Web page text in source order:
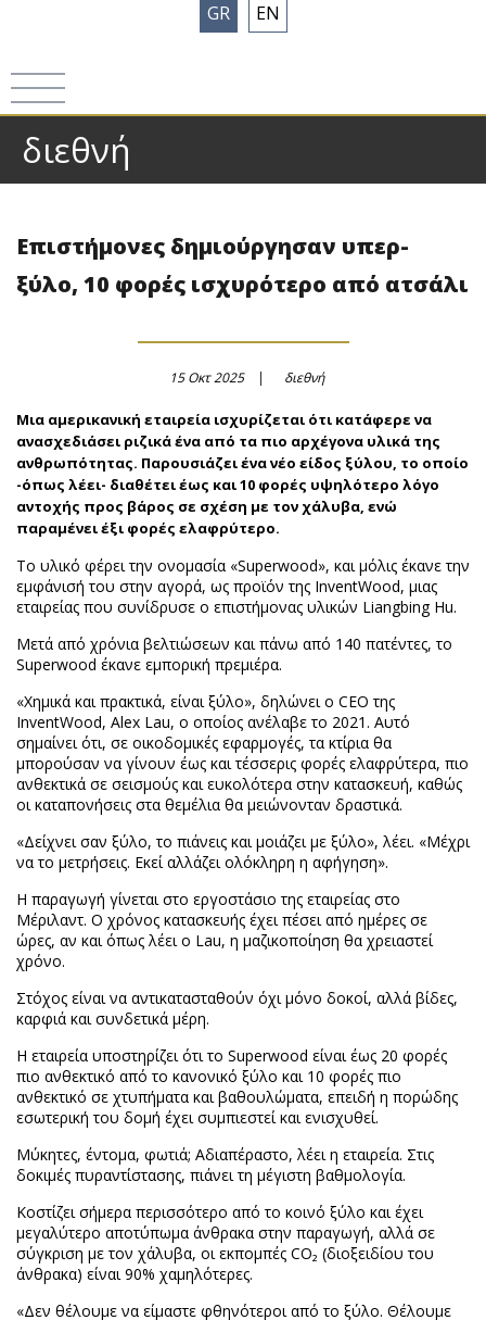
GR EN
διεθνή
Επιστήμονες δημιούργησαν υπερ-
ξύλο, 10 φορές ισχυρότερο από ατσάλι
15 Οκτ 2025 διεθνή
Μια αμερικανική εταιρεία ισχυρίζεται ότι κατάφερε να
ανασχεδιάσει ριζικά ένα από τα πιο αρχέγονα υλικά της
ανθρωπότητας. Παρουσιάζει ένα νέο είδος ξύλου, το οποίο
-όπως λέει- διαθέτει έως και 10 φορές υψηλότερο λόγο
αντοχής προς βάρος σε σχέση με τον χάλυβα, ενώ
παραμένει έξι φορές ελαφρύτερο.
Το υλικό φέρει την ονομασία «Superwood», και μόλις έκανε την
εμφάνισή του στην αγορά, ως προϊόν της InventWood, μιας
εταιρείας που συνίδρυσε ο επιστήμονας υλικών Liangbing Hu.
Μετά από χρόνια βελτιώσεων και πάνω από 140 πατέντες, το
Superwood έκανε εμπορική πρεμιέρα.
«Χημικά και πρακτικά, είναι ξύλο», δηλώνει ο CEO της
InventWood, Alex Lau, ο οποίος ανέλαβε το 2021. Αυτό
σημαίνει ότι, σε οικοδομικές εφαρμογές, τα κτίρια θα
μπορούσαν να γίνουν έως και τέσσερις φορές ελαφρύτερα, πιο
ανθεκτικά σε σεισμούς και ευκολότερα στην κατασκευή, καθώς
οι καταπονήσεις στα θεμέλια θα μειώνονταν δραστικά.
«Δείχνει σαν ξύλο, το πιάνεις και μοιάζει με ξύλο», λέει. «Μέχρι
να το μετρήσεις. Εκεί αλλάζει ολόκληρη η αφήγηση».
Η παραγωγή γίνεται στο εργοστάσιο της εταιρείας στο
Μέριλαντ. Ο χρόνος κατασκευής έχει πέσει από ημέρες σε
ώρες, αν και όπως λέει ο Lau, η μαζικοποίηση θα χρειαστεί
χρόνο.
Στόχος είναι να αντικατασταθούν όχι μόνο δοκοί, αλλά βίδες,
καρφιά και συνδετικά μέρη.
Η εταιρεία υποστηρίζει ότι το Superwood είναι έως 20 φορές
πιο ανθεκτικό από το κανονικό ξύλο και 10 φορές πιο
ανθεκτικό σε χτυπήματα και βαθουλώματα, επειδή η πορώδης
εσωτερική του δομή έχει συμπιεστεί και ενισχυθεί.
Μύκητες, έντομα, φωτιά; Αδιαπέραστο, λέει η εταιρεία. Στις
δοκιμές πυραντίστασης, πιάνει τη μέγιστη βαθμολογία.
Κοστίζει σήμερα περισσότερο από το κοινό ξύλο και έχει
μεγαλύτερο αποτύπωμα άνθρακα στην παραγωγή, αλλά σε
σύγκριση με τον χάλυβα, οι εκπομπές CO₂ (διοξειδίου του
άνθρακα) είναι 90% χαμηλότερες.
«Δεν θέλουμε να είμαστε φθηνότεροι από το ξύλο. Θέλουμε